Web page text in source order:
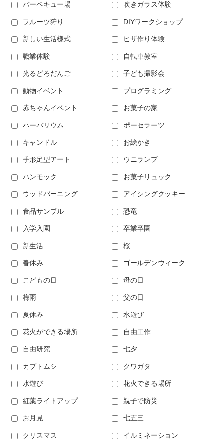
バーベキュー場 吹きガラス体験
フルーツ狩り DIYワークショップ
新しい生活様式 ピザ作り体験
職業体験 自転車教室
光るどろだんご 子ども撮影会
動物イベント プログラミング
赤ちゃんイベント お菓子の家
ハーバリウム ポーセラーツ
キャンドル お絵かき
手形足型アート ウニランプ
ハンモック お菓子リュック
ウッドバーニング アイシングクッキー
食品サンプル 恐竜
入学入園 卒業卒園
新生活 桜
春休み ゴールデンウィーク
こどもの日 母の日
梅雨 父の日
夏休み 水遊び
花火ができる場所 自由工作
自由研究 七夕
カブトムシ クワガタ
水遊び 花火できる場所
紅葉ライトアップ 親子で防災
お月見 七五三
クリスマス イルミネーション